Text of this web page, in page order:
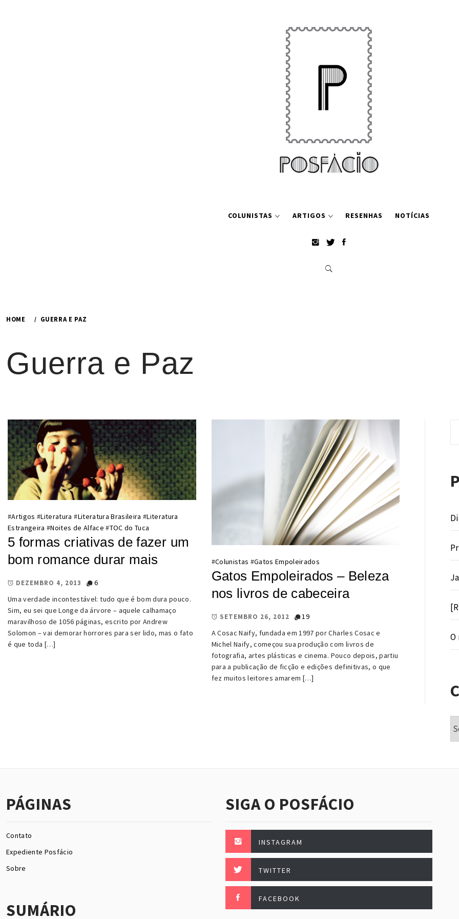
COLUNISTAS ARTIGOS RESENHAS NOTÍCIAS
HOME GUERRA E PAZ
Guerra e Paz
#Artigos #Literatura #Literatura Brasileira #Literatura
Estrangeira #Noites de Alface #TOC do Tuca
5 formas criativas de fazer um
bom romance durar mais
DEZEMBRO 4, 2013
6
Uma verdade incontestável: tudo que é bom dura pouco.
Sim, eu sei que Longe da árvore – aquele calhamaço
maravilhoso de 1056 páginas, escrito por Andrew
Solomon – vai demorar horrores para ser lido, mas o fato
é que toda […]
#Colunistas #Gatos Empoleirados
Gatos Empoleirados – Beleza
nos livros de cabeceira
SETEMBRO 26, 2012
19
A Cosac Naify, fundada em 1997 por Charles Cosac e
Michel Naify, começou sua produção com livros de
fotografia, artes plásticas e cinema. Pouco depois, partiu
para a publicação de ficção e edições definitivas, o que
fez muitos leitores amarem […]
O
PÁGINAS
Contato
Expediente Posfácio
Sobre
SUMÁRIO
SIGA O POSFÁCIO
INSTAGRAM
TWITTER
FACEBOOK